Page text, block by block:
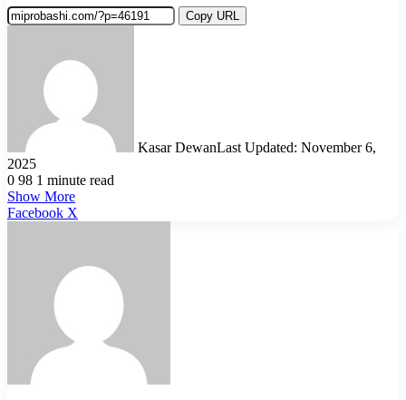
Copy URL
Kasar DewanLast Updated: November 6,
2025
0 98 1 minute read
Show More
Facebook X